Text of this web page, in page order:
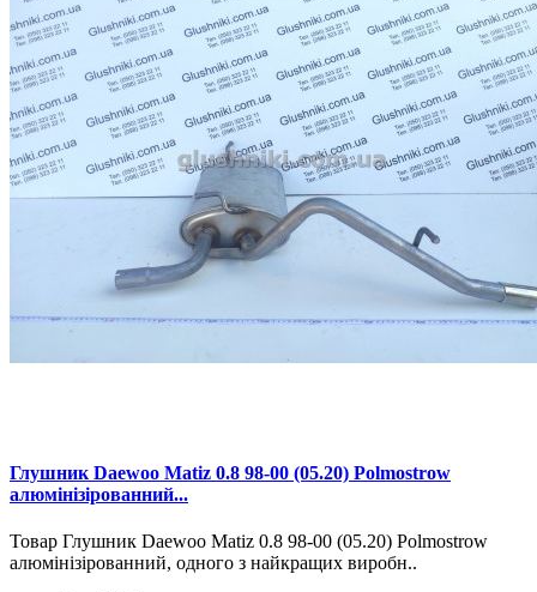
Глушник Daewoo Matiz 0.8 98-00 (05.20) Polmostrow
алюмінізірованний...
Товар Глушник Daewoo Matiz 0.8 98-00 (05.20) Polmostrow
алюмінізірованний, одного з найкращих виробн..